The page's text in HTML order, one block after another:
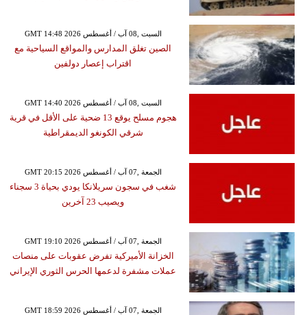
GMT 14:48 2026 السبت ,08 آب / أغسطس
الصين تغلق المدارس والمواقع السياحية مع
اقتراب إعصار دولفين
GMT 14:40 2026 السبت ,08 آب / أغسطس
هجوم مسلح يوقع 13 ضحية على الأقل في قرية
شرقي الكونغو الديمقراطية
GMT 20:15 2026 الجمعة ,07 آب / أغسطس
شغب في سجون سريلانكا يودي بحياة 3 سجناء
ويصيب 23 آخرين
GMT 19:10 2026 الجمعة ,07 آب / أغسطس
الخزانة الأميركية تفرض عقوبات على منصات
عملات مشفرة لدعمها الحرس الثوري الإيراني
GMT 18:59 2026 الجمعة ,07 آب / أغسطس